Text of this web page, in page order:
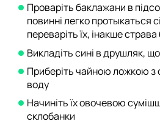
Проваріть баклажани в
повинні легко протыкаться
переваріть їх, інакше
Викладіть сині в друшляк,
Приберіть чайною ложкою з
воду
Начиніть їх овочевою
склобанки